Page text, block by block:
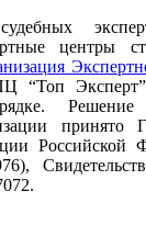
центры
Эксперт”)
Решение
принято
Российской